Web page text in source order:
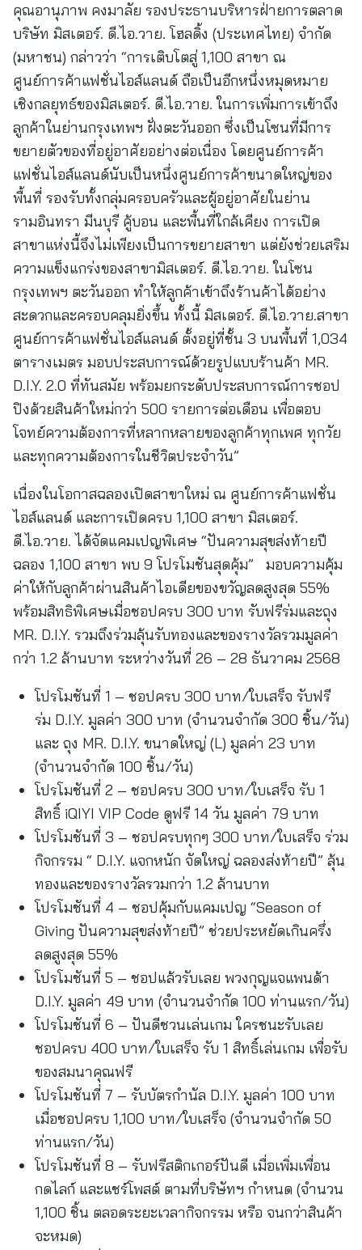
คุณอานุภาพ คงมาลัย รองประธานบริหารฝ่ายการตลาด
บริษัท มิสเตอร์. ดี.ไอ.วาย. โฮลดิ้ง (ประเทศไทย) จำกัด
(มหาชน) กล่าวว่า “การเติบโตสู่ 1,100 สาขา ณ
ศูนย์การค้าแฟชั่นไอส์แลนด์ ถือเป็นอีกหนึ่งหมุดหมาย
เชิงกลยุทธ์ของมิสเตอร์. ดี.ไอ.วาย. ในการเพิ่มการเข้าถึง
ลูกค้าในย่านกรุงเทพฯ ฝั่งตะวันออก ซึ่งเป็นโซนที่มีการ
ขยายตัวของที่อยู่อาศัยอย่างต่อเนื่อง โดยศูนย์การค้า
แฟชั่นไอส์แลนด์นับเป็นหนึ่งศูนย์การค้าขนาดใหญ่ของ
พื้นที่ รองรับทั้งกลุ่มครอบครัวและผู้อยู่อาศัยในย่าน
รามอินทรา มีนบุรี คู้บอน และพื้นที่ใกล้เคียง การเปิด
สาขาแห่งนี้จึงไม่เพียงเป็นการขยายสาขา แต่ยังช่วยเสริม
ความแข็งแกร่งของสาขามิสเตอร์. ดี.ไอ.วาย. ในโซน
กรุงเทพฯ ตะวันออก ทำให้ลูกค้าเข้าถึงร้านค้าได้อย่าง
สะดวกและครอบคลุมยิ่งขึ้น ทั้งนี้ มิสเตอร์. ดี.ไอ.วาย.สาขา
ศูนย์การค้าแฟชั่นไอส์แลนด์ ตั้งอยู่ที่ชั้น 3 บนพื้นที่ 1,034
ตารางเมตร มอบประสบการณ์ด้วยรูปแบบร้านค้า MR.
D.I.Y. 2.0 ที่ทันสมัย พร้อมยกระดับประสบการณ์การชอป
ปิงด้วยสินค้าใหม่กว่า 500 รายการต่อเดือน เพื่อตอบ
โจทย์ความต้องการที่หลากหลายของลูกค้าทุกเพศ ทุกวัย
และทุกความต้องการในชีวิตประจำวัน”
เนื่องในโอกาสฉลองเปิดสาขาใหม่ ณ ศูนย์การค้าแฟชั่น
ไอส์แลนด์ และการเปิดครบ 1,100 สาขา มิสเตอร์.
ดี.ไอ.วาย. ได้จัดแคมเปญพิเศษ “ปันความสุขส่งท้ายปี
ฉลอง 1,100 สาขา พบ 9 โปรโมชันสุดคุ้ม” มอบความคุ้ม
ค่าให้กับลูกค้าผ่านสินค้าไอเดียของขวัญลดสูงสุด 55%
พร้อมสิทธิพิเศษเมื่อชอปครบ 300 บาท รับฟรีร่มและถุง
MR. D.I.Y. รวมถึงร่วมลุ้นรับทองและของรางวัลรวมมูลค่า
กว่า 1.2 ล้านบาท ระหว่างวันที่ 26 – 28 ธันวาคม 2568
โปรโมชันที่ 1 – ชอปครบ 300 บาท/ใบเสร็จ รับฟรี
ร่ม D.I.Y. มูลค่า 300 บาท (จำนวนจำกัด 300 ชิ้น/วัน)
และ ถุง MR. D.I.Y. ขนาดใหญ่ (L) มูลค่า 23 บาท
(จำนวนจำกัด 100 ชิ้น/วัน)
โปรโมชันที่ 2 – ชอปครบ 300 บาท/ใบเสร็จ รับ 1
สิทธิ์ iQIYI VIP Code ดูฟรี 14 วัน มูลค่า 79 บาท
โปรโมชันที่ 3 – ชอปครบทุกๆ 300 บาท/ใบเสร็จ ร่วม
กิจกรรม “ D.I.Y. แจกหนัก จัดใหญ่ ฉลองส่งท้ายปี” ลุ้น
ทองและของรางวัลรวมกว่า 1.2 ล้านบาท
โปรโมชันที่ 4 – ชอปคุ้มกับแคมเปญ “Season of
Giving ปันความสุขส่งท้ายปี” ช่วยประหยัดเกินครึ่ง
ลดสูงสุด 55%
โปรโมชันที่ 5 – ชอปแล้วรับเลย พวงกุญแจแพนด้า
D.I.Y. มูลค่า 49 บาท (จำนวนจำกัด 100 ท่านแรก/วัน)
โปรโมชันที่ 6 – ปันดีชวนเล่นเกม ใครชนะรับเลย
ชอปครบ 400 บาท/ใบเสร็จ รับ 1 สิทธิ์เล่นเกม เพื่อรับ
ของสมนาคุณฟรี
โปรโมชันที่ 7 – รับบัตรกำนัล D.I.Y. มูลค่า 100 บาท
เมื่อชอปครบ 1,100 บาท/ใบเสร็จ (จำนวนจำกัด 50
ท่านแรก/วัน)
โปรโมชันที่ 8 – รับฟรีสติกเกอร์ปันดี เมื่อเพิ่มเพื่อน
กดไลก์ และแชร์โพสต์ ตามที่บริษัทฯ กำหนด (จำนวน
1,100 ชิ้น ตลอดระยะเวลากิจกรรม หรือ จนกว่าสินค้า
จะหมด)